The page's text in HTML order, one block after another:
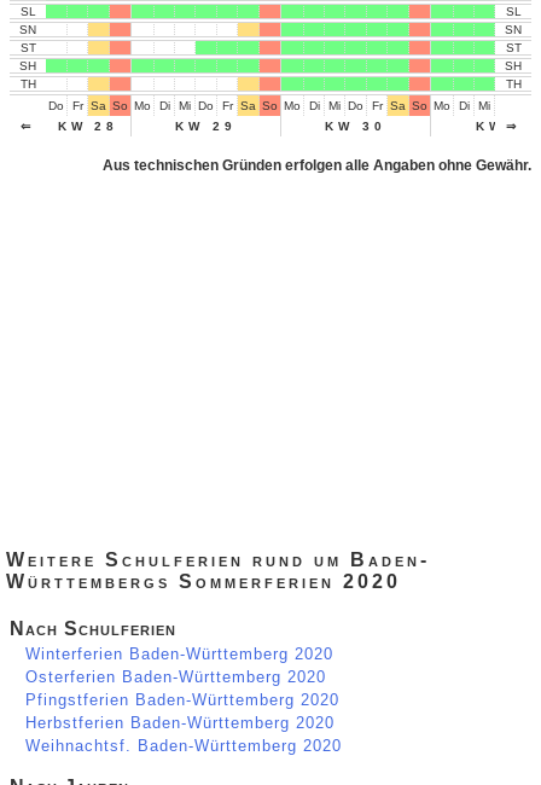
Do Fr Sa So Mo Di Mi Do Fr Sa So Mo Di Mi Do Fr Sa So Mo Di Mi
KW 28
KW 29 KW 30 KW 31
SL
SN
ST
SH
TH
⇐
SL
SN
ST
SH
TH
⇒
Aus technischen Gründen erfolgen alle Angaben ohne Gewähr.
Weitere Schulferien rund um Baden-
Württembergs Sommerferien 2020
Nach Schulferien
Winterferien Baden-Württemberg 2020
Osterferien Baden-Württemberg 2020
Pfingstferien Baden-Württemberg 2020
Herbstferien Baden-Württemberg 2020
Weihnachtsf. Baden-Württemberg 2020